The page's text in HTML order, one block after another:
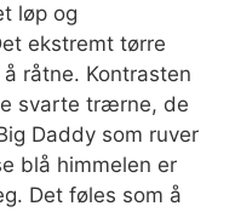
løp og
ekstremt tørre
råtne. Kontrasten
svarte trærne, de
Daddy som ruver
blå himmelen er
Det føles som å